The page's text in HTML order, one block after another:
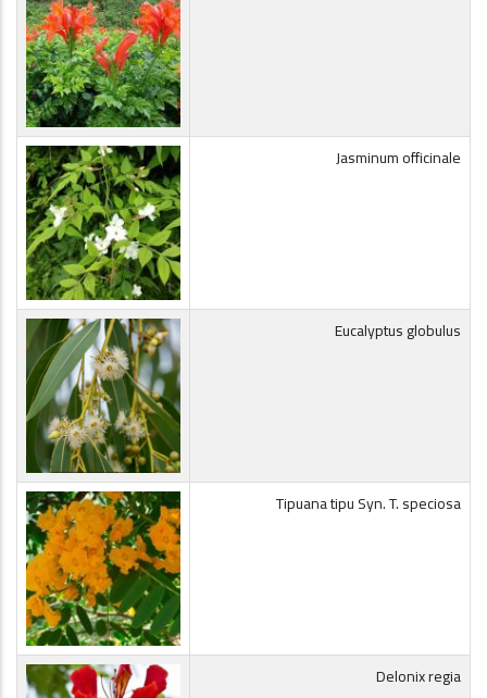
Jasminum officinale
Eucalyptus globulus
Tipuana tipu Syn. T. speciosa
Delonix regia